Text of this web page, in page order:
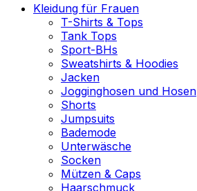
Kleidung für Frauen
T-Shirts & Tops
Tank Tops
Sport-BHs
Sweatshirts & Hoodies
Jacken
Jogginghosen und Hosen
Shorts
Jumpsuits
Bademode
Unterwäsche
Socken
Mützen & Caps
Haarschmuck